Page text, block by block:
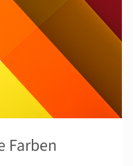
Farben